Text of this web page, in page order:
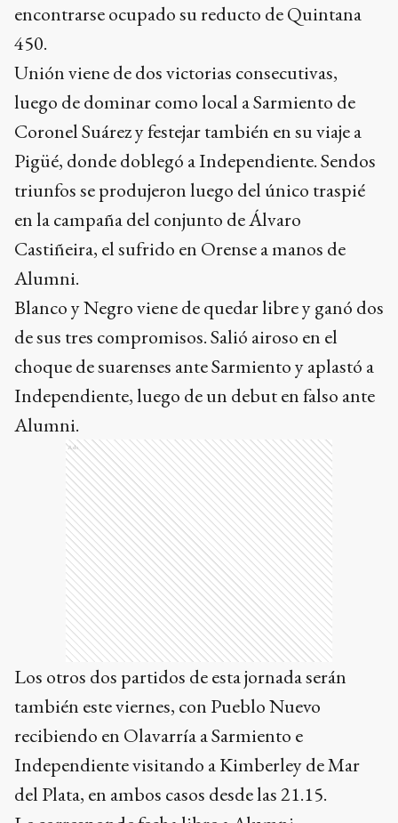
encontrarse ocupado su reducto de Quintana
450.
Unión viene de dos victorias consecutivas,
luego de dominar como local a Sarmiento de
Coronel Suárez y festejar también en su viaje a
Pigüé, donde doblegó a Independiente. Sendos
triunfos se produjeron luego del único traspié
en la campaña del conjunto de Álvaro
Castiñeira, el sufrido en Orense a manos de
Alumni.
Blanco y Negro viene de quedar libre y ganó dos
de sus tres compromisos. Salió airoso en el
choque de suarenses ante Sarmiento y aplastó a
Independiente, luego de un debut en falso ante
Alumni.
Ads
Los otros dos partidos de esta jornada serán
también este viernes, con Pueblo Nuevo
recibiendo en Olavarría a Sarmiento e
Independiente visitando a Kimberley de Mar
del Plata, en ambos casos desde las 21.15.